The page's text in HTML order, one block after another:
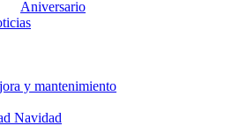
Aniversario
y mantenimiento
Navidad